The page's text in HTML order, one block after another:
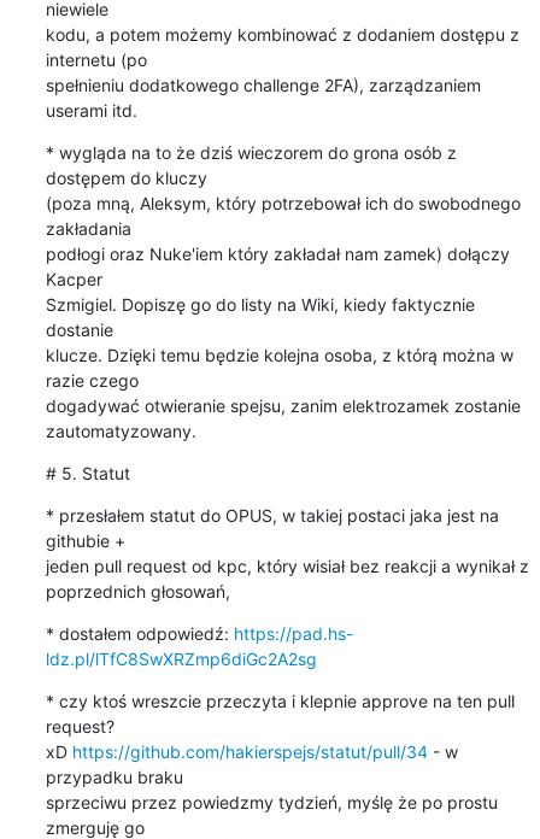
niewiele
kodu, a potem możemy kombinować z dodaniem dostępu z
internetu (po
spełnieniu dodatkowego challenge 2FA), zarządzaniem
userami itd.
* wygląda na to że dziś wieczorem do grona osób z
dostępem do kluczy
(poza mną, Aleksym, który potrzebował ich do swobodnego
zakładania
podłogi oraz Nuke'iem który zakładał nam zamek) dołączy
Kacper
Szmigiel. Dopiszę go do listy na Wiki, kiedy faktycznie
dostanie
klucze. Dzięki temu będzie kolejna osoba, z którą można w
razie czego
dogadywać otwieranie spejsu, zanim elektrozamek zostanie
zautomatyzowany.
# 5. Statut
* przesłałem statut do OPUS, w takiej postaci jaka jest na
githubie +
jeden pull request od kpc, który wisiał bez reakcji a wynikał z
poprzednich głosowań,
* dostałem odpowiedź: https://pad.hs-
ldz.pl/lTfC8SwXRZmp6diGc2A2sg
* czy ktoś wreszcie przeczyta i klepnie approve na ten pull
request?
xD https://github.com/hakierspejs/statut/pull/34 - w
przypadku braku
sprzeciwu przez powiedzmy tydzień, myślę że po prostu
zmerguję go